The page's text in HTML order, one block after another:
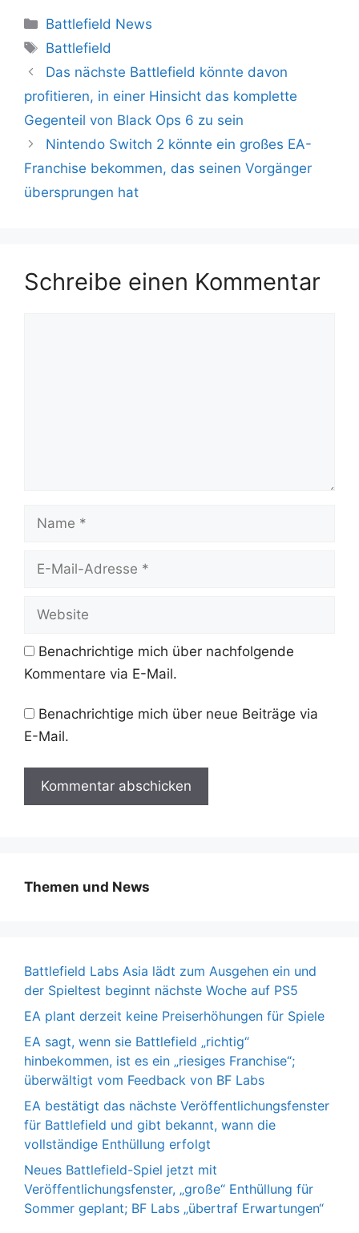
Kategorien
Battlefield News
Schlagwörter
Battlefield
Das nächste Battlefield könnte davon
profitieren, in einer Hinsicht das komplette
Gegenteil von Black Ops 6 zu sein
Nintendo Switch 2 könnte ein großes EA-
Franchise bekommen, das seinen Vorgänger
übersprungen hat
Schreibe einen Kommentar
Mail-
Benachrichtige mich über nachfolgende
Kommentare via E-Mail.
Benachrichtige mich über neue Beiträge via
E-Mail.
Themen und News
Battlefield Labs Asia lädt zum Ausgehen ein und
der Spieltest beginnt nächste Woche auf PS5
EA plant derzeit keine Preiserhöhungen für Spiele
EA sagt, wenn sie Battlefield „richtig“
hinbekommen, ist es ein „riesiges Franchise“;
überwältigt vom Feedback von BF Labs
EA bestätigt das nächste Veröffentlichungsfenster
für Battlefield und gibt bekannt, wann die
vollständige Enthüllung erfolgt
Neues Battlefield-Spiel jetzt mit
Veröffentlichungsfenster, „große“ Enthüllung für
Sommer geplant; BF Labs „übertraf Erwartungen“